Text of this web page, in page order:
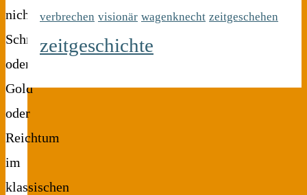
nicht
Schmuck
oder
Gold
oder
Reichtum
im
klassischen
verbrechen visionär wagenknecht zeitgeschehen
zeitgeschichte